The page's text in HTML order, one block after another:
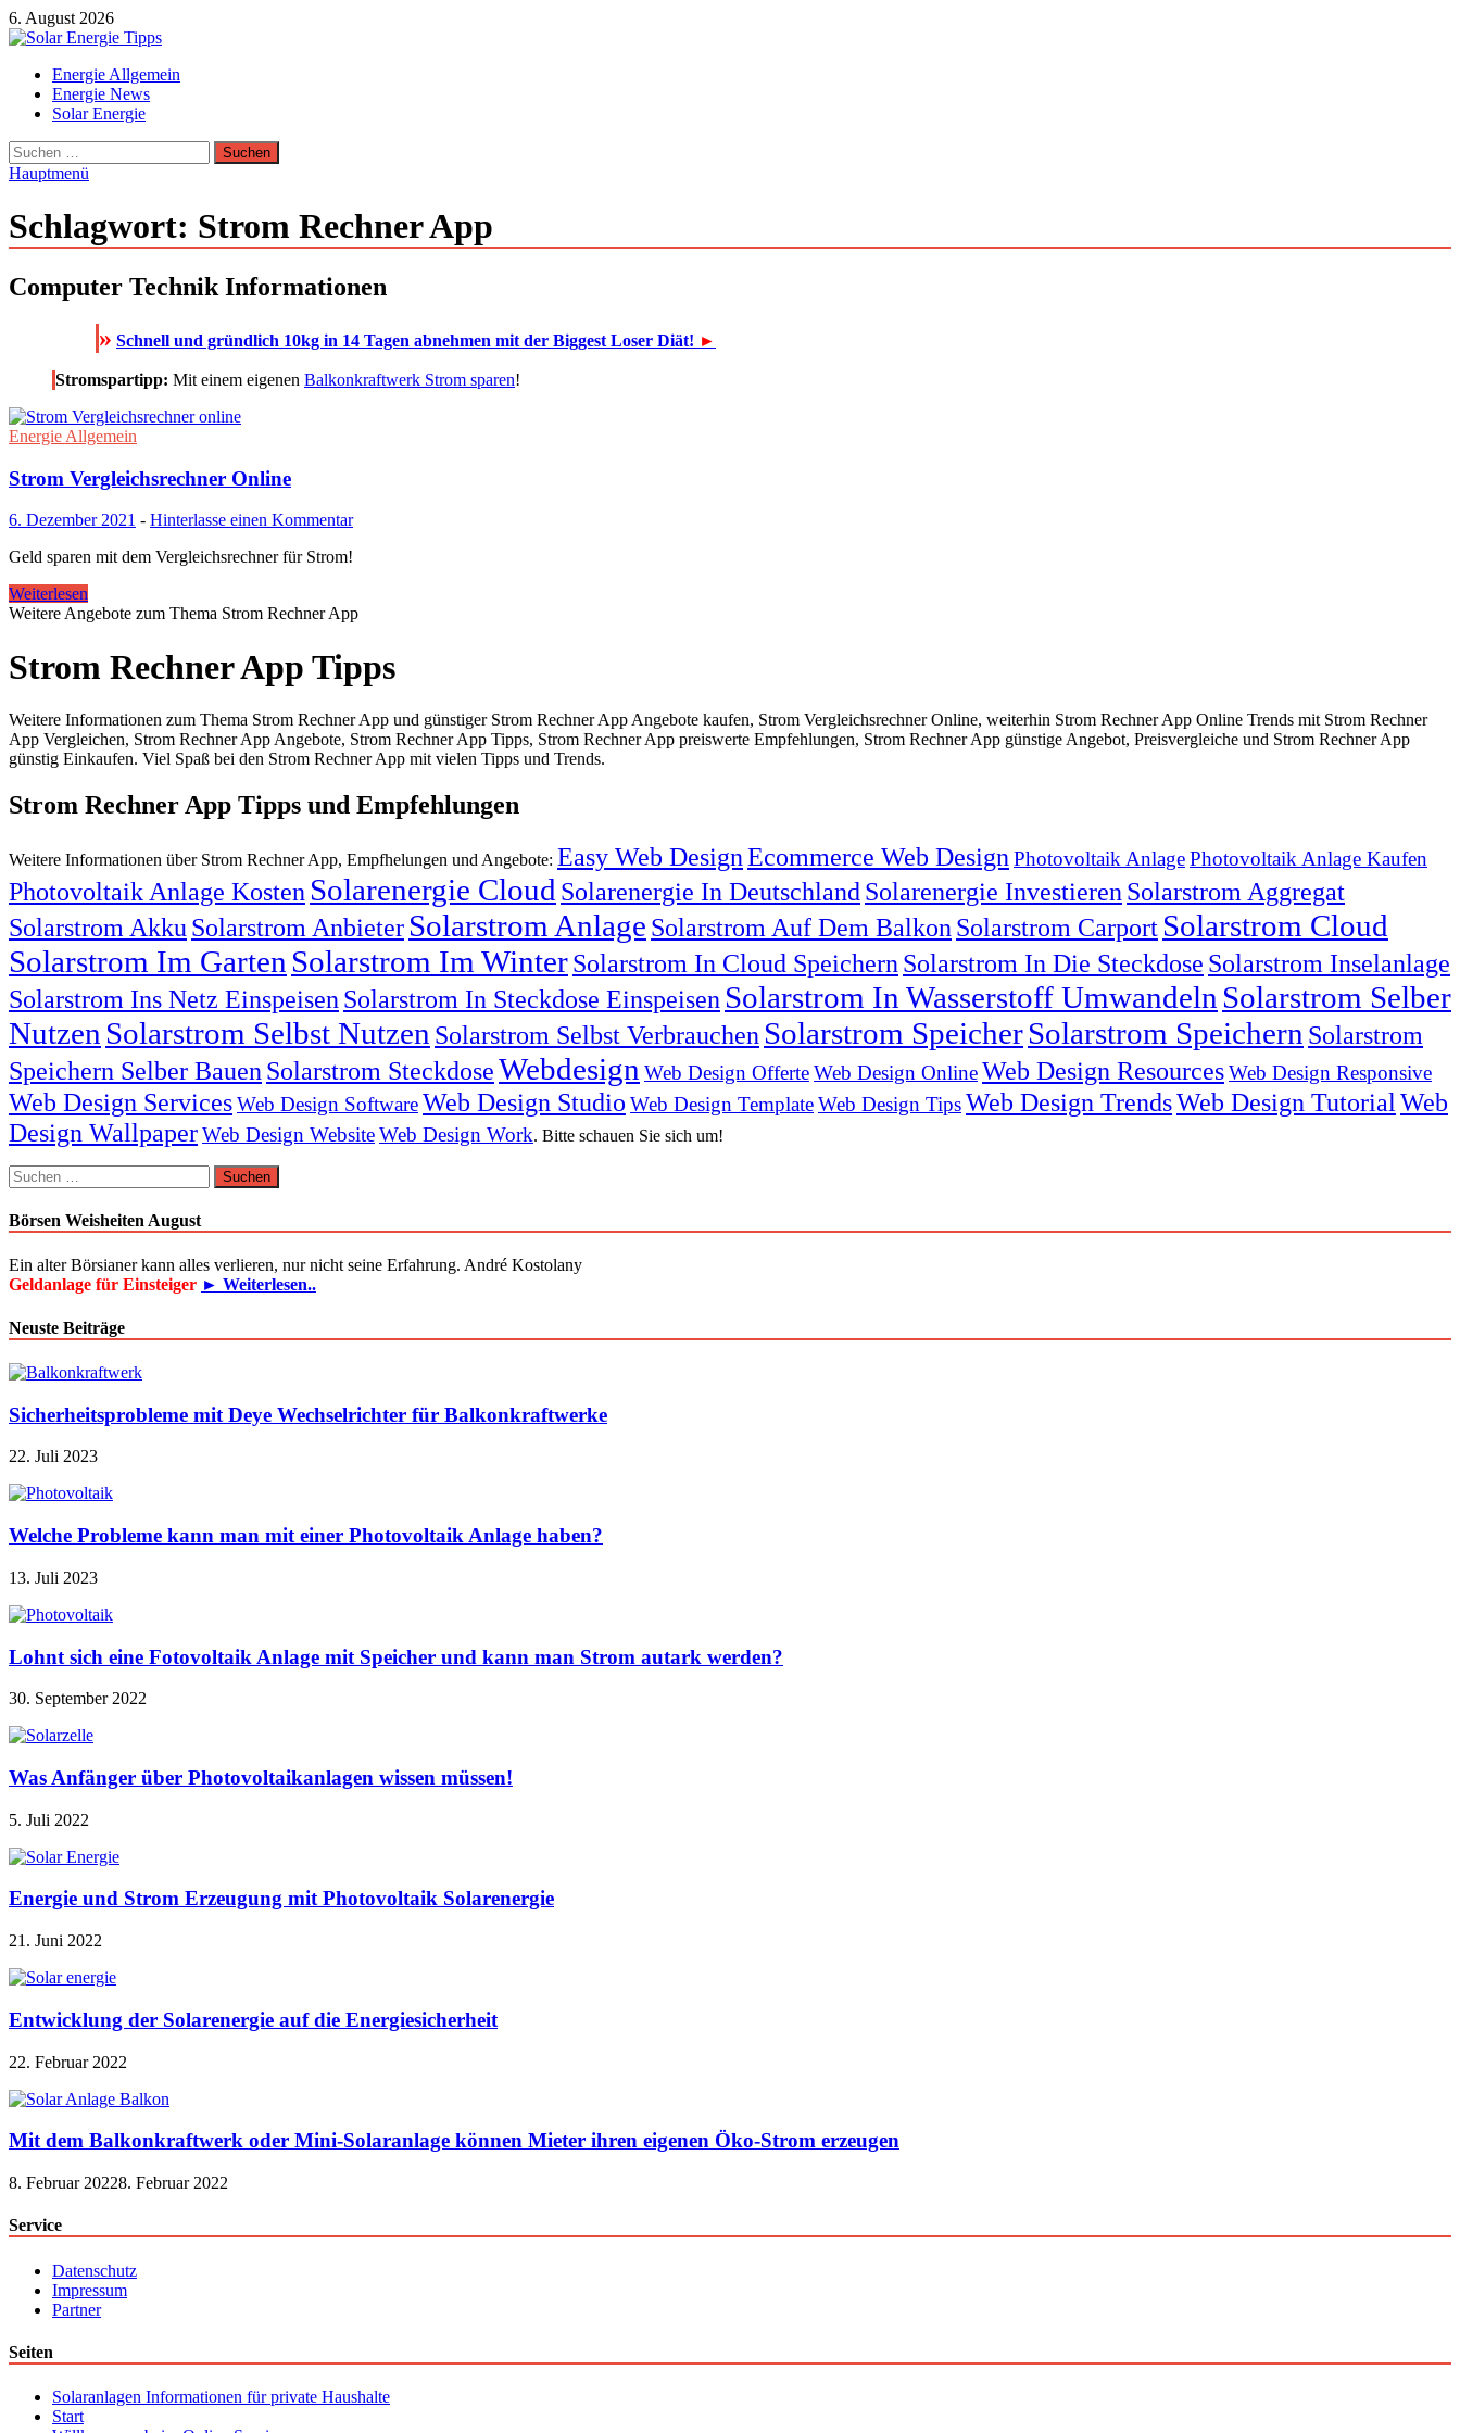
Zum
Inhalt
6. August 2026
Solar Energie Tipps
Solar Energie und Photovoltaik Informationen und Tipps
Energie Allgemein
Energie News
Solar Energie
Suchen
nach:
Hauptmenü
Schlagwort: Strom Rechner App
Computer Technik Informationen
» Schnell und gründlich 10kg in 14 Tagen abnehmen mit der Biggest Loser Diät! ►
Stromspartipp: Mit einem eigenen Balkonkraftwerk Strom sparen!
Energie Allgemein
Strom Vergleichsrechner Online
6. Dezember 2021 - Hinterlasse einen Kommentar
Geld sparen mit dem Vergleichsrechner für Strom!
Weiterlesen
Weitere Angebote zum Thema Strom Rechner App
Strom Rechner App Tipps
Weitere Informationen zum Thema Strom Rechner App und günstiger Strom Rechner App Angebote kaufen, Strom Vergleichsrechner Online, weiterhin Strom Rechner App Online Trends mit Strom Rechner
App Vergleichen, Strom Rechner App Angebote, Strom Rechner App Tipps, Strom Rechner App preiswerte Empfehlungen, Strom Rechner App günstige Angebot, Preisvergleiche und Strom Rechner App
günstig Einkaufen. Viel Spaß bei den Strom Rechner App mit vielen Tipps und Trends.
Strom Rechner App Tipps und Empfehlungen
Weitere Informationen über Strom Rechner App, Empfhelungen und Angebote: Easy Web DesignEcommerce Web Design Photovoltaik AnlagePhotovoltaik Anlage Kaufen
Photovoltaik Anlage Kosten Solarenergie Cloud Solarenergie In Deutschland Solarenergie Investieren Solarstrom Aggregat
Solarstrom Akku Solarstrom Anbieter Solarstrom Anlage Solarstrom Auf Dem Balkon Solarstrom Carport Solarstrom Cloud
Solarstrom Im Garten Solarstrom Im WinterSolarstrom In Cloud Speichern Solarstrom In Die Steckdose Solarstrom Inselanlage
Solarstrom Ins Netz Einspeisen Solarstrom In Steckdose Einspeisen Solarstrom In Wasserstoff Umwandeln Solarstrom Selber
Nutzen Solarstrom Selbst Nutzen Solarstrom Selbst Verbrauchen Solarstrom SpeicherSolarstrom Speichern Solarstrom
Speichern Selber Bauen Solarstrom SteckdoseWebdesign Web Design OfferteWeb Design OnlineWeb Design ResourcesWeb Design Responsive
Web Design ServicesWeb Design SoftwareWeb Design Studio Web Design TemplateWeb Design TipsWeb Design TrendsWeb Design Tutorial Web
Design WallpaperWeb Design WebsiteWeb Design Work. Bitte schauen Sie sich um!
Suchen
nach:
Börsen Weisheiten August
Ein alter Börsianer kann alles verlieren, nur nicht seine Erfahrung. André Kostolany
Geldanlage für Einsteiger ► Weiterlesen..
Neuste Beiträge
Sicherheitsprobleme mit Deye Wechselrichter für Balkonkraftwerke
22. Juli 2023
Welche Probleme kann man mit einer Photovoltaik Anlage haben?
13. Juli 2023
Lohnt sich eine Fotovoltaik Anlage mit Speicher und kann man Strom autark werden?
30. September 2022
Was Anfänger über Photovoltaikanlagen wissen müssen!
5. Juli 2022
Energie und Strom Erzeugung mit Photovoltaik Solarenergie
21. Juni 2022
Entwicklung der Solarenergie auf die Energiesicherheit
22. Februar 2022
Mit dem Balkonkraftwerk oder Mini-Solaranlage können Mieter ihren eigenen Öko-Strom erzeugen
8. Februar 20228. Februar 2022
Service
Datenschutz
Impressum
Partner
Seiten
Solaranlagen Informationen für private Haushalte
Start